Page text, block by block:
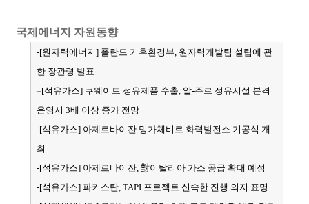
국제에너지 자원동향
-[원자력에너지] 폴란드 기후환경부, 원자력개발팀 설립에 관
한 장관령 발표
–[석유가스] 쿠웨이트 정유제품 수출, 알-주르 정유시설 본격
운영시 3배 이상 증가 전망
-[석유가스] 아제르바이잔 밍가체비르 화력발전소 기공식 개
최
-[석유가스] 아제르바이잔, 對이탈리아 가스 공급 확대 예정
-[석유가스] 파키스탄, TAPI 프로젝트 신속한 진행 의지 표명